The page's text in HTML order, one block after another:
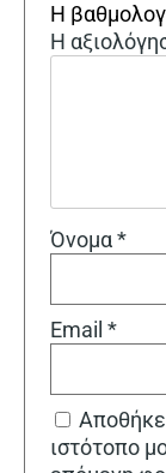
Η
Η
Όνομα*
Email *
ιστότοπο